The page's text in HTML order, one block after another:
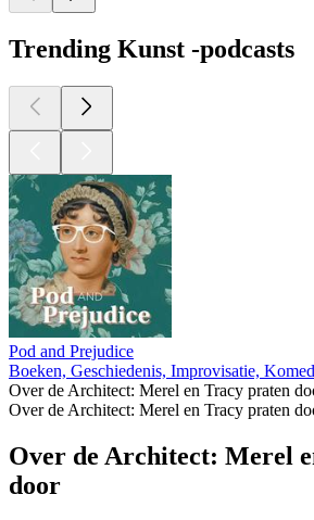
Trending Kunst -podcasts
Pod and Prejudice
Boeken, Geschiedenis, Improvisatie,
Over de Architect: Merel en Tracy praten
Over de Architect: Merel en Tracy praten
Over de Architect: Merel
door